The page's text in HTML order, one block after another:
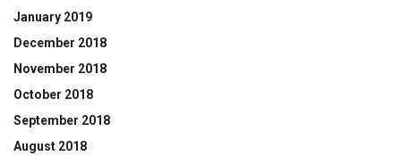
January 2019
December 2018
November 2018
October 2018
September 2018
August 2018